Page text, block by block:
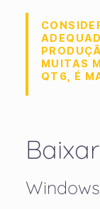
MUITAS
QT6, É
Baixar
Windows